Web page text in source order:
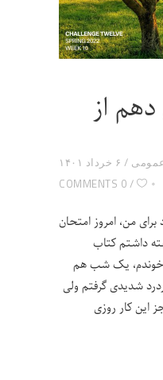
از
۶ خرداد ۱۴۰۱
0 COMMENTS
۰
من، امروز امتحان
داشتم کتاب
کتاب خوندم، یک شب هم
شدیدی گرفتم ولی
این کار روزی